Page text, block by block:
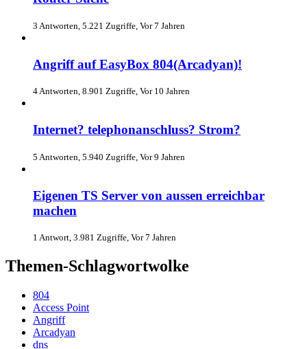
3 Antworten, 5.221 Zugriffe, Vor 7 Jahren
Angriff auf EasyBox 804(Arcadyan)!
4 Antworten, 8.901 Zugriffe, Vor 10 Jahren
Internet? telephonanschluss? Strom?
5 Antworten, 5.940 Zugriffe, Vor 9 Jahren
Eigenen TS Server von aussen erreichbar
machen
1 Antwort, 3.981 Zugriffe, Vor 7 Jahren
Themen-Schlagwortwolke
804
Access Point
Angriff
Arcadyan
dns